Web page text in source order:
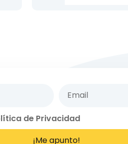
de Privacidad
¡Me apunto!